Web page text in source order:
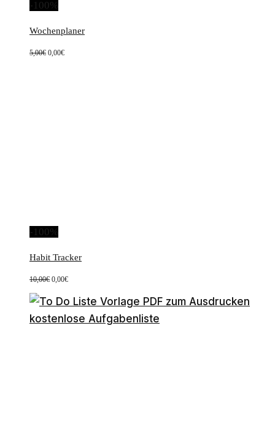
-100%
Wochenplaner
5,00€ Ursprünglicher
0,00€Aktueller
-100%
Habit Tracker
10,00€ Ursprünglicher
war:
10,00€
0,00€Aktueller
ist: